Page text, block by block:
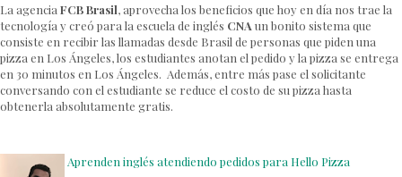
La agencia FCB Brasil, aprovecha los beneficios que hoy en día nos trae la
tecnología y creó para la escuela de inglés CNA un bonito sistema que
consiste en recibir las llamadas desde Brasil de personas que piden una
pizza en Los Ángeles, los estudiantes anotan el pedido y la pizza se entrega
en 30 minutos en Los Ángeles. Además, entre más pase el solicitante
conversando con el estudiante se reduce el costo de su pizza hasta
obtenerla absolutamente gratis.
Aprenden inglés atendiendo pedidos para Hello Pizza